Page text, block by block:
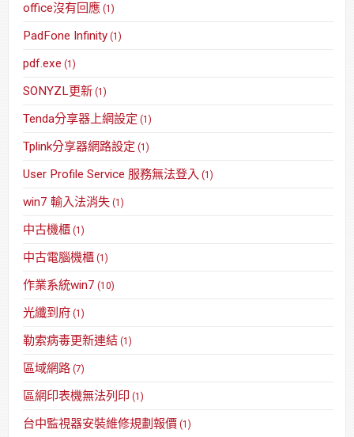
office沒有回應 (1)
PadFone Infinity (1)
pdf.exe (1)
SONYZL更新 (1)
Tenda分享器上網設定 (1)
Tplink分享器網路設定 (1)
User Profile Service 服務無法登入 (1)
win7 輸入法消失 (1)
中古機櫃 (1)
中古電腦機櫃 (1)
作業系統win7 (10)
光纖到府 (1)
勒索病毒更新連結 (1)
區域網路 (7)
區網印表機無法列印 (1)
台中監視器安裝維修規劃報價 (1)